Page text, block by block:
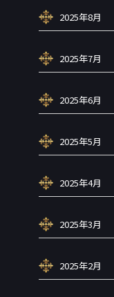
2025年8月
2025年7月
2025年6月
2025年5月
2025年4月
2025年3月
2025年2月